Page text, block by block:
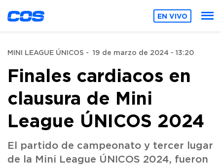
EN VIVO
MINI LEAGUE ÚNICOS - 19 de marzo de 2024 - 13:20
Finales cardiacos en
clausura de Mini
League ÚNICOS 2024
El partido de campeonato y tercer lugar
de la Mini League ÚNICOS 2024, fueron